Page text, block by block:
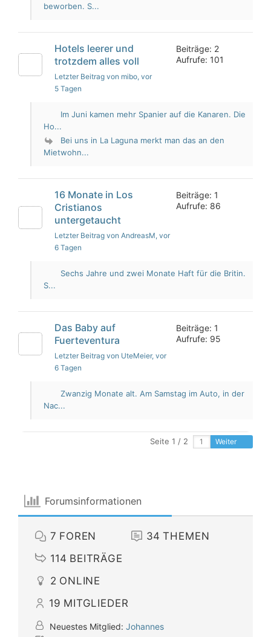
beworben. S...
Hotels leerer und
trotzdem alles voll
Letzter Beitrag von mibo, vor
5 Tagen
Beiträge: 2
Aufrufe: 101
Im Juni kamen mehr Spanier auf die Kanaren. Die
Ho...
Bei uns in La Laguna merkt man das an den
Mietwohn...
16 Monate in Los
Cristianos
untergetaucht
Letzter Beitrag von AndreasM, vor
6 Tagen
Beiträge: 1
Aufrufe: 86
Sechs Jahre und zwei Monate Haft für die Britin.
S...
Das Baby auf
Fuerteventura
Letzter Beitrag von UteMeier, vor
6 Tagen
Beiträge: 1
Aufrufe: 95
Zwanzig Monate alt. Am Samstag im Auto, in der
Nac...
Seite 1 / 2 Weiter
Forumsinformationen
7 FOREN 34 THEMEN
114 BEITRÄGE
2 ONLINE
19 MITGLIEDER
Neuestes Mitglied: Johannes